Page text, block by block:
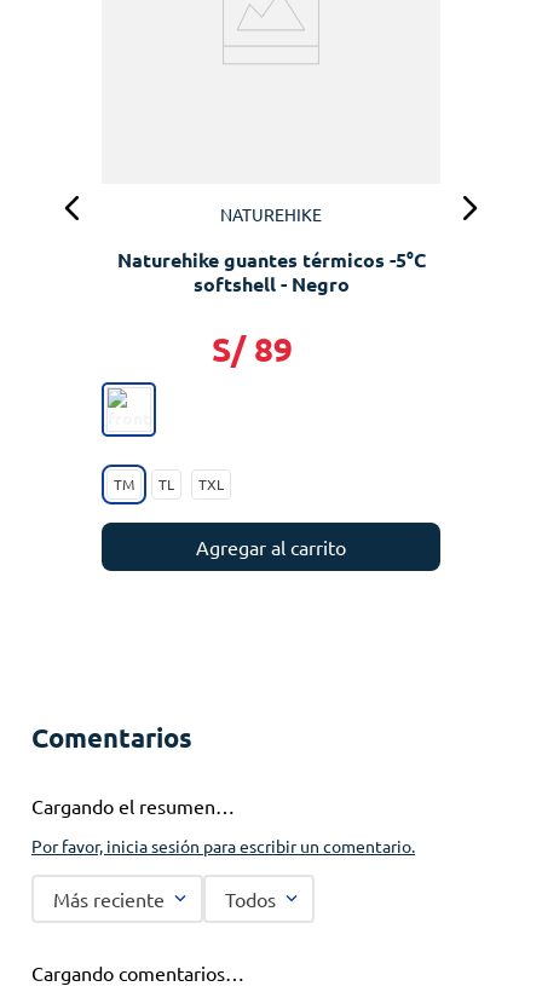
NATUREHIKE
Naturehike guantes térmicos -5°C
softshell - Negro
S/ 89
TM TL TXL
Agregar al carrito
Comentarios
Cargando el resumen…
Por favor, inicia sesión para escribir un comentario.
Más reciente Todos
Cargando comentarios…